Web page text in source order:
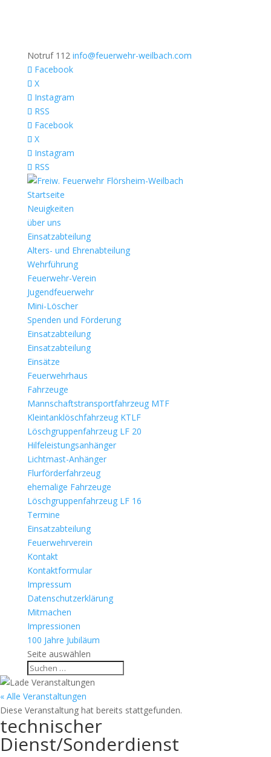
Notruf 112 info@feuerwehr-weilbach.com
Facebook
X
Instagram
RSS
Facebook
X
Instagram
RSS
Startseite
Neuigkeiten
über uns
Einsatzabteilung
Alters- und Ehrenabteilung
Wehrführung
Feuerwehr-Verein
Jugendfeuerwehr
Mini-Löscher
Spenden und Förderung
Einsatzabteilung
Einsatzabteilung
Einsätze
Feuerwehrhaus
Fahrzeuge
Mannschaftstransportfahrzeug MTF
Kleintanklöschfahrzeug KTLF
Löschgruppenfahrzeug LF 20
Hilfeleistungsanhänger
Lichtmast-Anhänger
Flurförderfahrzeug
ehemalige Fahrzeuge
Löschgruppenfahrzeug LF 16
Termine
Einsatzabteilung
Feuerwehrverein
Kontakt
Kontaktformular
Impressum
Datenschutzerklärung
Mitmachen
Impressionen
100 Jahre Jubiläum
Seite auswählen
« Alle Veranstaltungen
Diese Veranstaltung hat bereits stattgefunden.
technischer
Dienst/Sonderdienst